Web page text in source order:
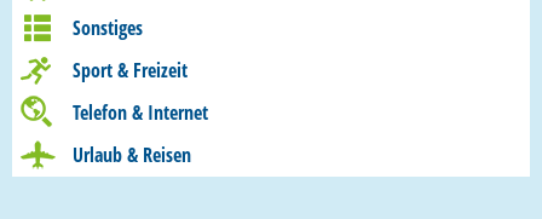
Sonstiges
Sport & Freizeit
Telefon & Internet
Urlaub & Reisen